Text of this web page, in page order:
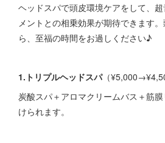
ヘッドスパで頭皮環境ケアをして、
メントとの相乗効果が期待できます
ら、至福の時間をお過しください♪
1.トリプルヘッドスパ（
炭酸スパ＋アロマクリームバス＋筋
けられます。